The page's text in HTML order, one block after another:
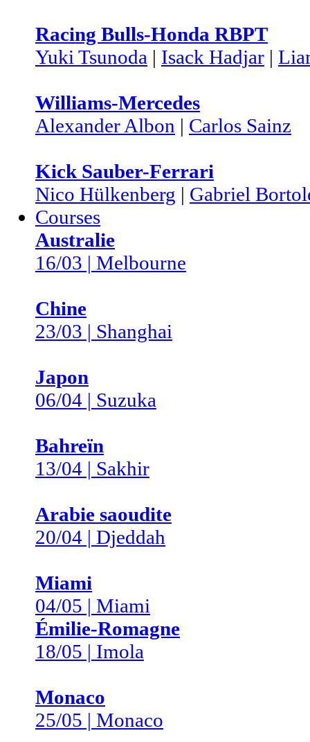
Racing Bulls-Honda RBPT
Yuki Tsunoda | Isack Hadjar |
Williams-Mercedes
Alexander Albon | Carlos Sainz
Kick Sauber-Ferrari
Nico Hülkenberg | Gabriel
Courses
Australie
16/03 | Melbourne
Chine
23/03 | Shanghai
Japon
06/04 | Suzuka
Bahreïn
13/04 | Sakhir
Arabie saoudite
20/04 | Djeddah
Miami
04/05 | Miami
Émilie-Romagne
18/05 | Imola
Monaco
25/05 | Monaco